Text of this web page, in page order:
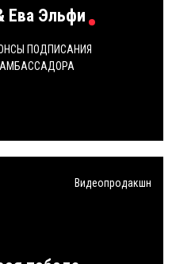
Ева Эльфи
ПОДПИСАНИЯ
АМБАССАДОРА
Видеопродакшн